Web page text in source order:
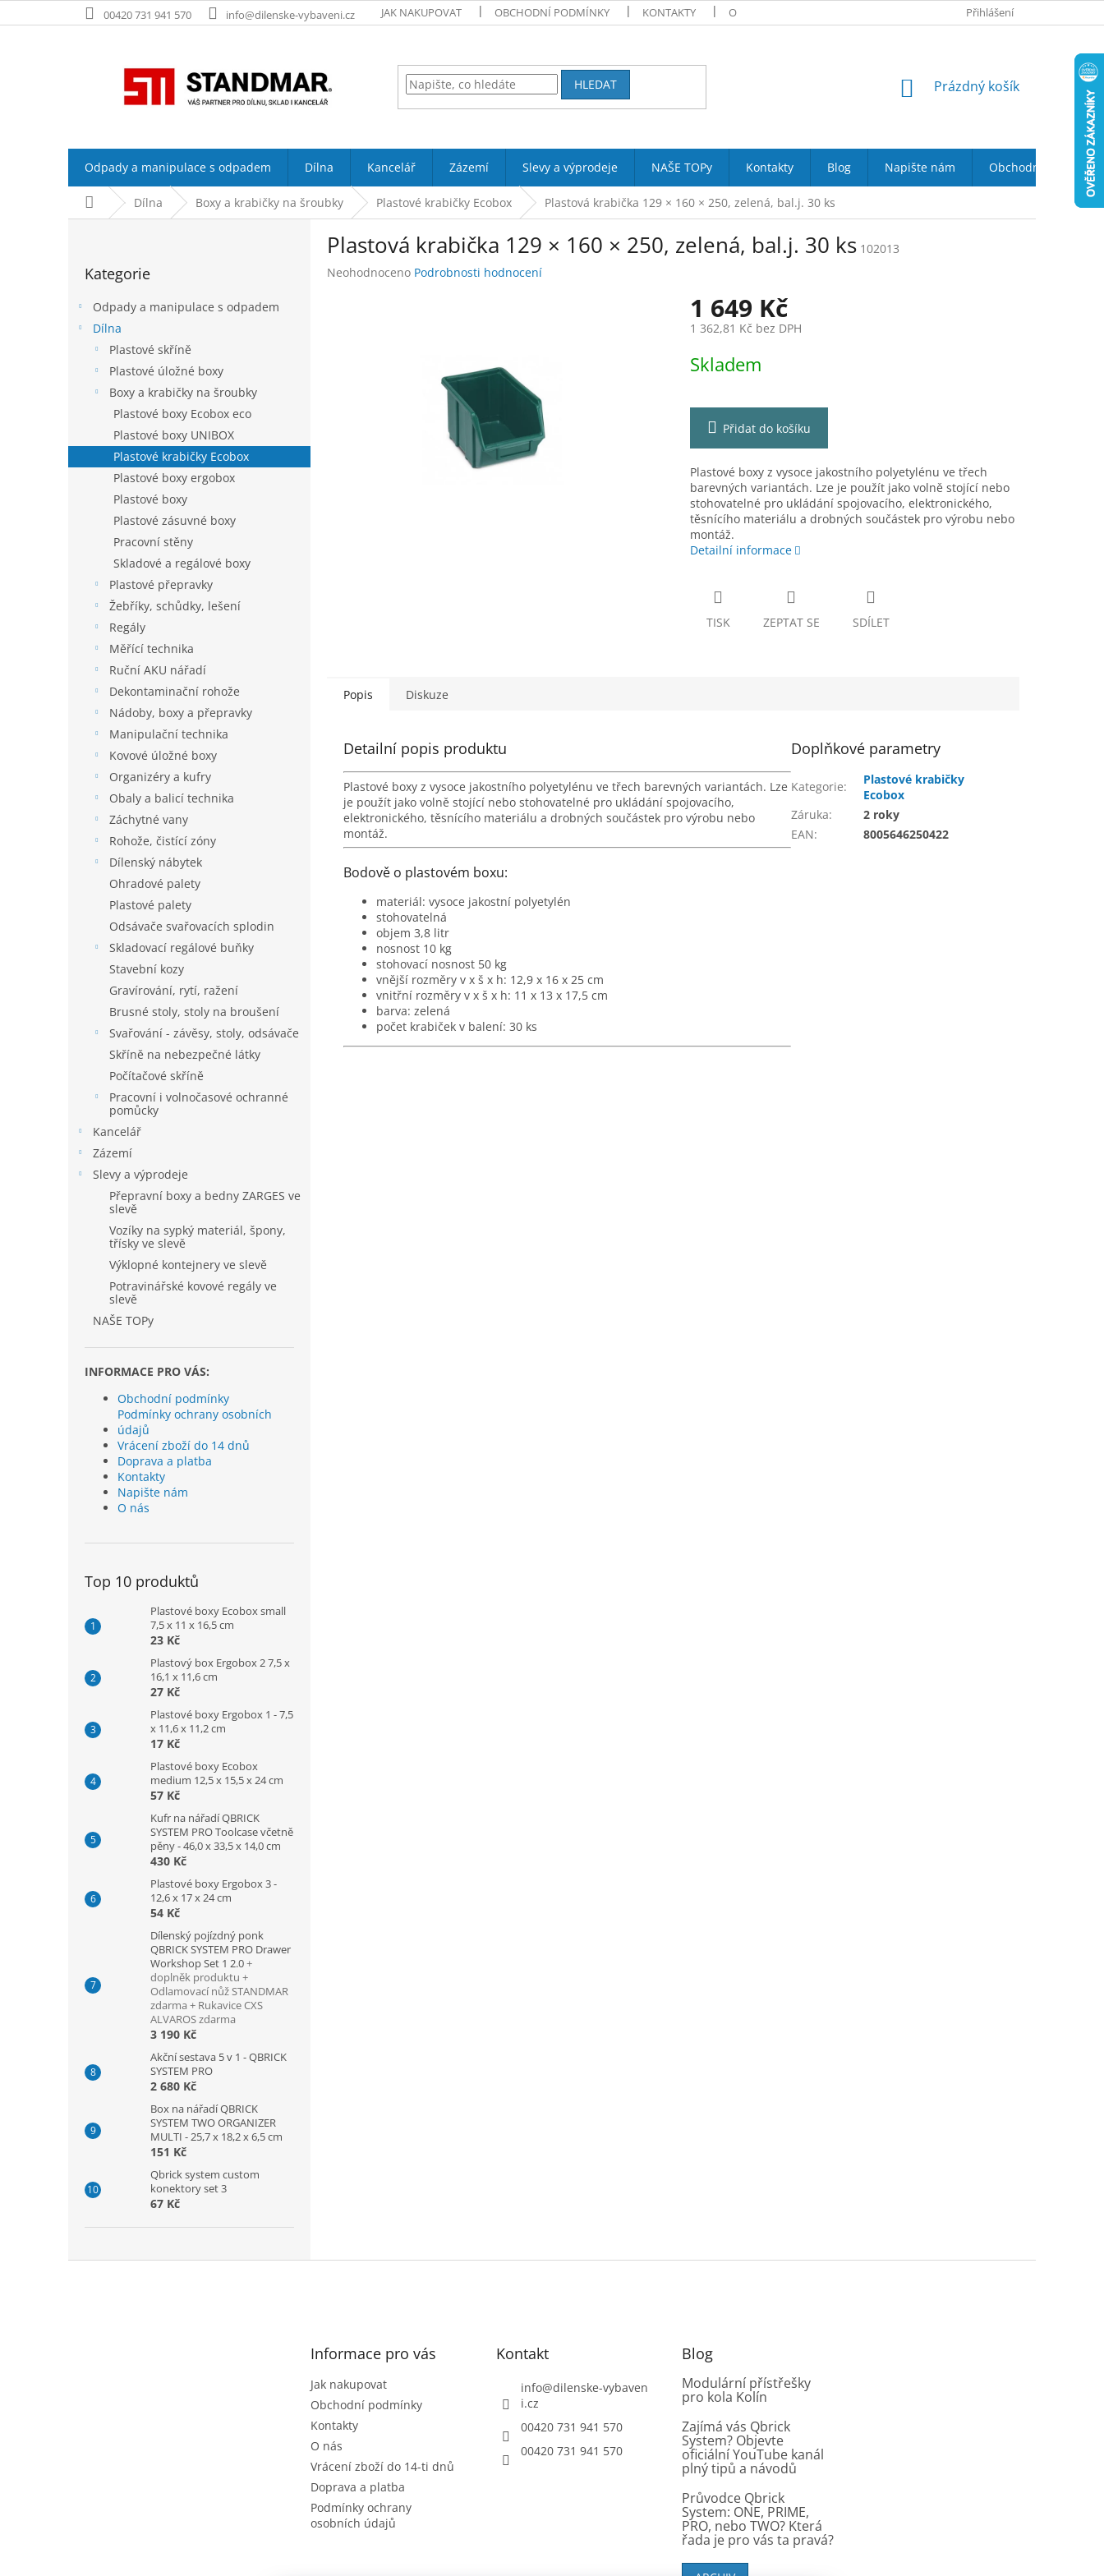
na
00420 731 941 570 info@dilenske-vybaveni.cz JAK NAKUPOVAT OBCHODNÍ PODMÍNKY KONTAKTY O NÁS DOPRAVA A PLATBA
Přihlášení
HLEDAT
NÁKUPNÍ
Prázdný košík
Odpady a manipulace s odpadem Dílna Kancelář Zázemí Slevy a výprodeje NAŠE TOPy Kontakty Blog Napište nám Obchodní podmínky
Domů Dílna Boxy a krabičky na šroubky Plastové krabičky Ecobox Plastová krabička 129 × 160 × 250, zelená, bal.j. 30 ks
e
l
kategorie
Kategorie
Odpady a manipulace s odpadem
Dílna
Plastové skříně
Plastové úložné boxy
Boxy a krabičky na šroubky
Plastové boxy Ecobox eco
Plastové boxy UNIBOX
Plastové krabičky Ecobox
Plastové boxy ergobox
Plastové boxy
Plastové zásuvné boxy
Pracovní stěny
Skladové a regálové boxy
Plastové přepravky
Žebříky, schůdky, lešení
Regály
Měřící technika
Ruční AKU nářadí
Dekontaminační rohože
Nádoby, boxy a přepravky
Manipulační technika
Kovové úložné boxy
Organizéry a kufry
Obaly a balicí technika
Záchytné vany
Rohože, čistící zóny
Dílenský nábytek
Ohradové palety
Plastové palety
Odsávače svařovacích splodin
Skladovací regálové buňky
Stavební kozy
Gravírování, rytí, ražení
Brusné stoly, stoly na broušení
Svařování - závěsy, stoly, odsávače
Skříně na nebezpečné látky
Počítačové skříně
Pracovní i volnočasové ochranné
pomůcky
Kancelář
Zázemí
Slevy a výprodeje
Přepravní boxy a bedny ZARGES ve
slevě
Vozíky na sypký materiál, špony,
třísky ve slevě
Výklopné kontejnery ve slevě
Potravinářské kovové regály ve
slevě
NAŠE TOPy
INFORMACE PRO VÁS:
Obchodní podmínky
Podmínky ochrany osobních
údajů
Vrácení zboží do 14 dnů
Doprava a platba
Kontakty
Napište nám
O nás
Top 10 produktů
Plastové boxy Ecobox small
7,5 x 11 x 16,5 cm
23 Kč
Plastový box Ergobox 2 7,5 x
16,1 x 11,6 cm
27 Kč
Plastové boxy Ergobox 1 - 7,5
x 11,6 x 11,2 cm
17 Kč
Plastové boxy Ecobox
medium 12,5 x 15,5 x 24 cm
57 Kč
Kufr na nářadí QBRICK
SYSTEM PRO Toolcase včetně
pěny - 46,0 x 33,5 x 14,0 cm
430 Kč
Plastové boxy Ergobox 3 -
12,6 x 17 x 24 cm
54 Kč
Dílenský pojízdný ponk
QBRICK SYSTEM PRO Drawer
Workshop Set 1 2.0+
doplněk produktu +
Odlamovací nůž STANDMAR
zdarma + Rukavice CXS
ALVAROS zdarma
3 190 Kč
Akční sestava 5 v 1 - QBRICK
SYSTEM PRO
2 680 Kč
Box na nářadí QBRICK
SYSTEM TWO ORGANIZER
MULTI - 25,7 x 18,2 x 6,5 cm
151 Kč
Qbrick system custom
konektory set 3
67 Kč
Plastová krabička 129 × 160 × 250, zelená, bal.j. 30 ks 102013
Průměrné
Neohodnoceno Podrobnosti hodnocení
1 649 Kč
1 362,81 Kč bez DPH
cena:
Skladem
Přidat do košíku
Plastové boxy z vysoce jakostního polyetylénu ve třech
barevných variantách. Lze je použít jako volně stojící nebo
stohovatelné pro ukládání spojovacího, elektronického,
těsnícího materiálu a drobných součástek pro výrobu nebo
montáž.
Detailní informace
TISK ZEPTAT SE SDÍLET
Popis Diskuze
Detailní popis produktu
Plastové boxy z vysoce jakostního polyetylénu ve třech barevných variantách. Lze
je použít jako volně stojící nebo stohovatelné pro ukládání spojovacího,
elektronického, těsnícího materiálu a drobných součástek pro výrobu nebo
montáž.
Bodově o plastovém boxu:
materiál: vysoce jakostní polyetylén
stohovatelná
objem 3,8 litr
nosnost 10 kg
stohovací nosnost 50 kg
vnější rozměry v x š x h: 12,9 x 16 x 25 cm
vnitřní rozměry v x š x h: 11 x 13 x 17,5 cm
barva: zelená
počet krabiček v balení: 30 ks
Doplňkové parametry
Kategorie:
Plastové krabičky
Ecobox
Záruka:
2 roky
EAN: 8005646250422
Informace pro vás
Jak nakupovat
Obchodní podmínky
Kontakty
O nás
Vrácení zboží do 14-ti dnů
Doprava a platba
Podmínky ochrany
osobních údajů
Kontakt
info@dilenske-vybaven
i.cz
00420 731 941 570
00420 731 941 570
Blog
Modulární přístřešky
pro kola Kolín
Zajímá vás Qbrick
System? Objevte
oficiální YouTube kanál
plný tipů a návodů
Průvodce Qbrick
System: ONE, PRIME,
PRO, nebo TWO? Která
řada je pro vás ta pravá?